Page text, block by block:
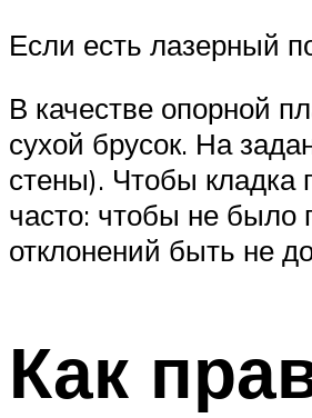
Если есть лазерный
В качестве опорной
сухой брусок. На
стены). Чтобы кладка
часто: чтобы не было
отклонений быть не
Как